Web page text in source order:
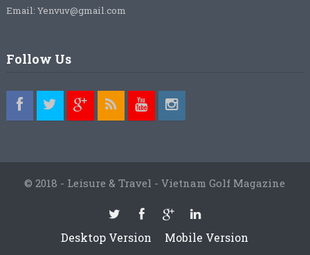
Email: Yenvuv@gmail.com
Follow Us
© 2018 - Leisure & Travel - Vietnam Golf Magazine
Desktop Version Mobile Version